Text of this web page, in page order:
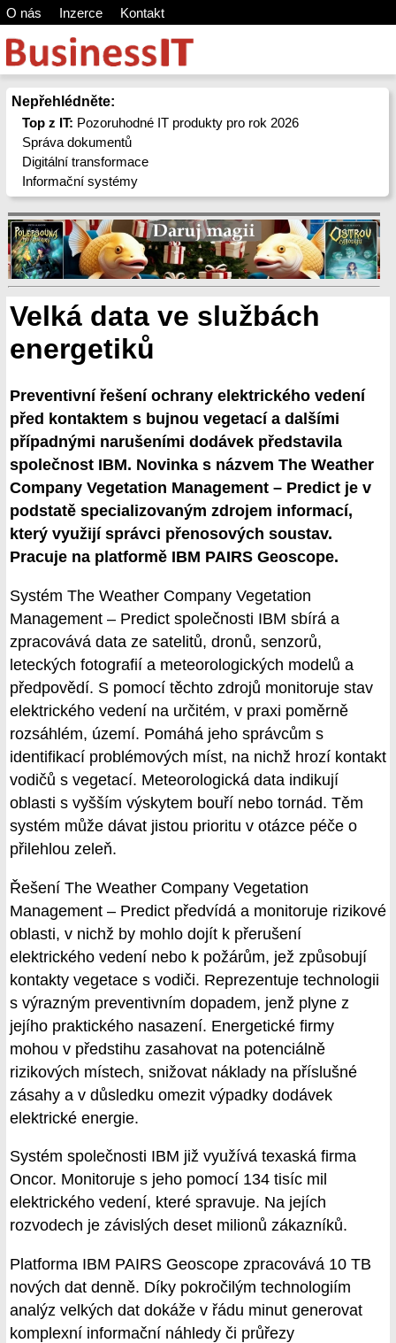
O nás Inzerce Kontakt
Nepřehlédněte:
Top z IT: Pozoruhodné IT produkty pro rok 2026
Správa dokumentů
Digitální transformace
Informační systémy
Velká data ve službách
energetiků
Preventivní řešení ochrany elektrického vedení
před kontaktem s bujnou vegetací a dalšími
případnými narušeními dodávek představila
společnost IBM. Novinka s názvem The Weather
Company Vegetation Management – Predict je v
podstatě specializovaným zdrojem informací,
který využijí správci přenosových soustav.
Pracuje na platformě IBM PAIRS Geoscope.
Systém The Weather Company Vegetation
Management – Predict společnosti IBM sbírá a
zpracovává data ze satelitů, dronů, senzorů,
leteckých fotografií a meteorologických modelů a
předpovědí. S pomocí těchto zdrojů monitoruje stav
elektrického vedení na určitém, v praxi poměrně
rozsáhlém, území. Pomáhá jeho správcům s
identifikací problémových míst, na nichž hrozí kontakt
vodičů s vegetací. Meteorologická data indikují
oblasti s vyšším výskytem bouří nebo tornád. Těm
systém může dávat jistou prioritu v otázce péče o
přilehlou zeleň.
Řešení The Weather Company Vegetation
Management – Predict předvídá a monitoruje rizikové
oblasti, v nichž by mohlo dojít k přerušení
elektrického vedení nebo k požárům, jež způsobují
kontakty vegetace s vodiči. Reprezentuje technologii
s výrazným preventivním dopadem, jenž plyne z
jejího praktického nasazení. Energetické firmy
mohou v předstihu zasahovat na potenciálně
rizikových místech, snižovat náklady na příslušné
zásahy a v důsledku omezit výpadky dodávek
elektrické energie.
Systém společnosti IBM již využívá texaská firma
Oncor. Monitoruje s jeho pomocí 134 tisíc mil
elektrického vedení, které spravuje. Na jejích
rozvodech je závislých deset milionů zákazníků.
Platforma IBM PAIRS Geoscope zpracovává 10 TB
nových dat denně. Díky pokročilým technologiím
analýz velkých dat dokáže v řádu minut generovat
komplexní informační náhledy či průřezy